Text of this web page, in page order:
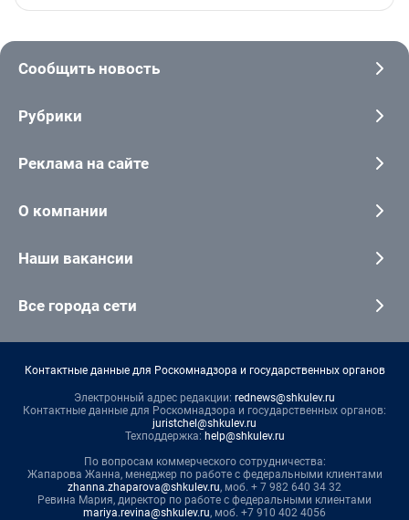
Сообщить новость
Рубрики
Реклама на сайте
О компании
Наши вакансии
Все города сети
Контактные данные для Роскомнадзора и государственных органов
Электронный адрес редакции: rednews@shkulev.ru
Контактные данные для Роскомнадзора и государственных органов:
juristchel@shkulev.ru
Техподдержка: help@shkulev.ru
По вопросам коммерческого сотрудничества:
Жапарова Жанна, менеджер по работе с федеральными клиентами
zhanna.zhaparova@shkulev.ru, моб. + 7 982 640 34 32
Ревина Мария, директор по работе с федеральными клиентами
mariya.revina@shkulev.ru, моб. +7 910 402 4056